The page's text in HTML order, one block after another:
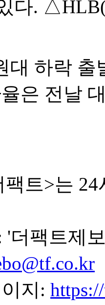
다.
대 하락
은 전날
팩트>는
'더팩트제
지: